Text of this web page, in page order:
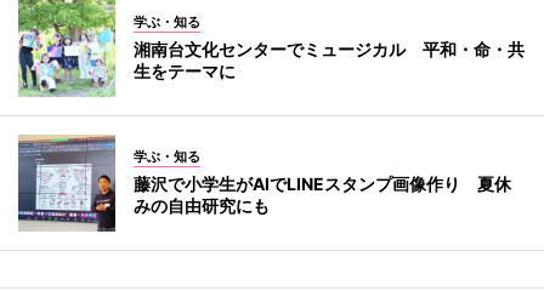
学ぶ・知る
湘南台文化センターでミュージカル 平和・命・共
生をテーマに
学ぶ・知る
藤沢で小学生がAIでLINEスタンプ画像作り 夏休
みの自由研究にも